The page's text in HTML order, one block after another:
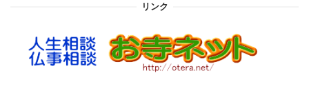
リンク